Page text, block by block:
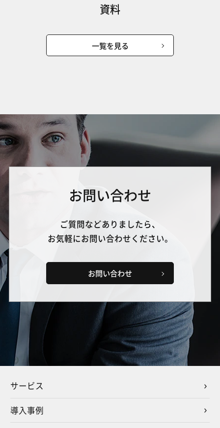
資料
一覧を見る
お問い合わせ
ご質問などありましたら、
お気軽にお問い合わせください。
お問い合わせ
サービス
導入事例